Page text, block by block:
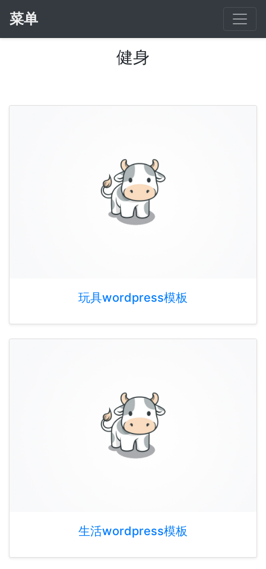
菜单
健身
玩具wordpress模板
生活wordpress模板